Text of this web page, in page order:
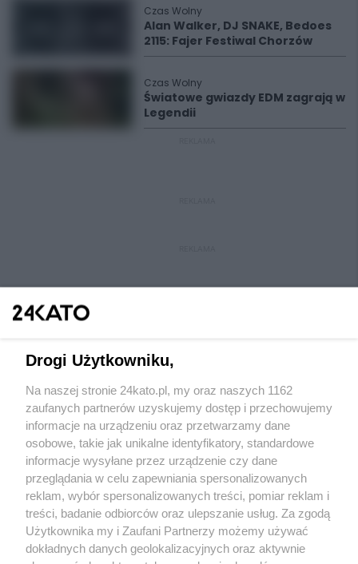
Czas Wolny
Alan Walker, DJ SNAKE, Bedoes
2115: Fajer Festiwal Chorzów
Czas Wolny
Światowe gwiazdy EDM zagrają w
Legendii
Wydawca mediów lokalnych
Nie zapomnij
zapoznać się z:
polityką prywatności regulamin korzystania z portali
Twojemiasto
Piekary Śląskie
Skontakuj sięz nami
Kontakt
Drogi Użytkowniku,
Na naszej stronie 24kato.pl, my oraz naszych 1162
zaufanych partnerów uzyskujemy dostęp i przechowujemy
informacje na urządzeniu oraz przetwarzamy dane
osobowe, takie jak unikalne identyfikatory, standardowe
informacje wysyłane przez urządzenie czy dane
przeglądania w celu zapewniania spersonalizowanych
reklam, wybór spersonalizowanych treści, pomiar reklam i
treści, badanie odbiorców oraz ulepszanie usług. Za zgodą
Użytkownika my i Zaufani Partnerzy możemy używać
dokładnych danych geolokalizacyjnych oraz aktywnie